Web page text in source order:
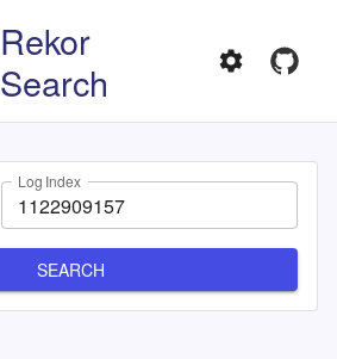
Rekor
Search
Log Index
SEARCH